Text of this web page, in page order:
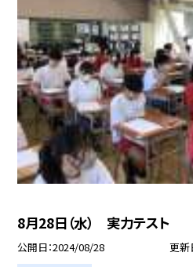
8月28日（水） 実力テスト
公開日 2024/08/28 更新